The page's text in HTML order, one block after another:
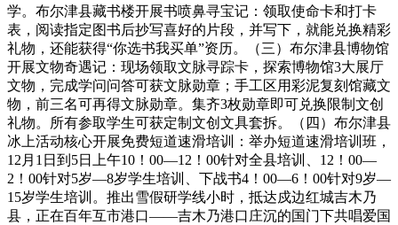
学。布尔津县藏书楼开展书喷鼻寻宝记：领取使命卡和打卡
表，阅读指定图书后抄写喜好的片段，并写下，就能兑换精彩
礼物，还能获得“你选书我买单”资历。（三）布尔津县博物馆
开展文物奇遇记：现场领取文脉寻踪卡，探索博物馆3大展厅
文物，完成学问问答可获文脉勋章；手工区用彩泥复刻馆藏文
物，前三名可再得文脉勋章。集齐3枚勋章即可兑换限制文创
礼物。所有参取学生可获定制文创文具套拆。（四）布尔津县
冰上活动核心开展免费短道速滑培训：举办短道速滑培训班，
12月1日到5日上午10！00—12！00针对全县培训、12！00—
2！00针对5岁—8岁学生培训、下战书4！00—6！00针对9岁—
15岁学生培训。推出雪假研学线小时，抵达戍边红城吉木乃
县，正在百年互市港口——吉木乃港口庄沉的国门下共唱爱国